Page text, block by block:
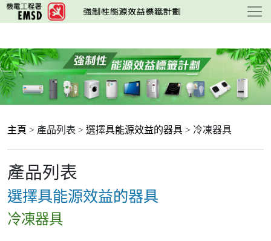
跳
至
要
內
容
主頁 > 產品列表 > 選擇具能源效益的器具 > 冷凍器具
產品列表
選擇具能源效益的器具
冷凍器具